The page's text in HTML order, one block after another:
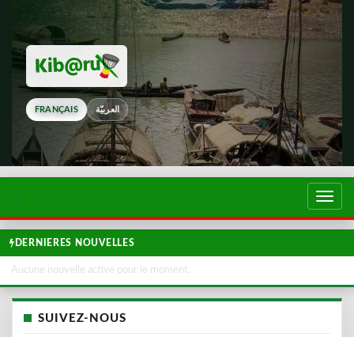
FRANÇAIS العربيّة
DERNIERES NOUVELLES
Aucune nouvelle active pour le moment.
SUIVEZ-NOUS